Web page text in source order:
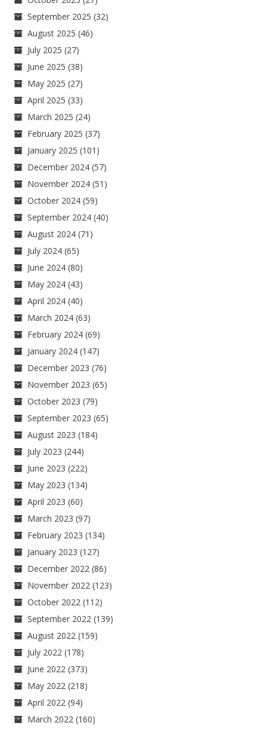
September 2025 (32)
August 2025 (46)
July 2025 (27)
June 2025 (38)
May 2025 (27)
April 2025 (33)
March 2025 (24)
February 2025 (37)
January 2025 (101)
December 2024 (57)
November 2024 (51)
October 2024 (59)
September 2024 (40)
August 2024 (71)
July 2024 (65)
June 2024 (80)
May 2024 (43)
April 2024 (40)
March 2024 (63)
February 2024 (69)
January 2024 (147)
December 2023 (76)
November 2023 (65)
October 2023 (79)
September 2023 (65)
August 2023 (184)
July 2023 (244)
June 2023 (222)
May 2023 (134)
April 2023 (60)
March 2023 (97)
February 2023 (134)
January 2023 (127)
December 2022 (86)
November 2022 (123)
October 2022 (112)
September 2022 (139)
August 2022 (159)
July 2022 (178)
June 2022 (373)
May 2022 (218)
April 2022 (94)
March 2022 (160)